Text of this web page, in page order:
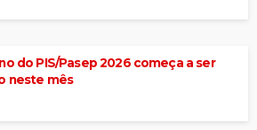
do PIS/Pasep 2026 começa a ser
neste mês